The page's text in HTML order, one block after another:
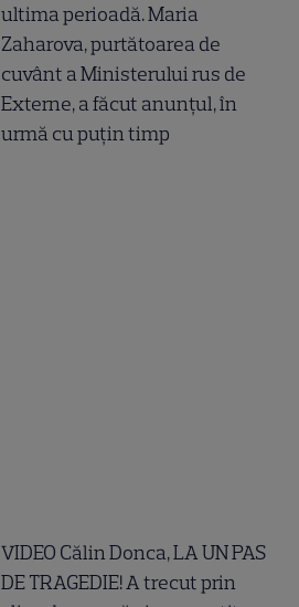
ultima perioadă. Maria
Zaharova, purtătoarea de
cuvânt a Ministerului rus de
Externe, a făcut anunțul, în
urmă cu puțin timp
VIDEO Călin Donca, LA UN PAS
DE TRAGEDIE! A trecut prin